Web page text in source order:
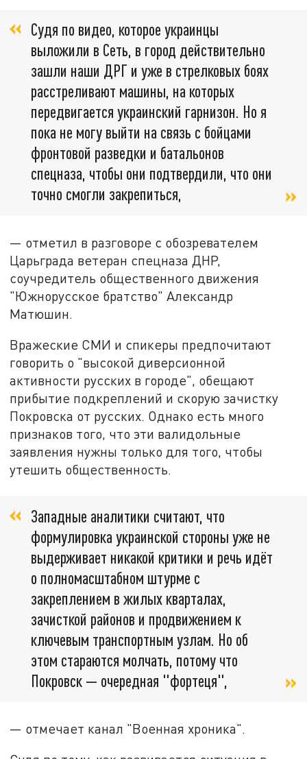
Судя по видео, которое украинцы
выложили в Сеть, в город действительно
зашли наши ДРГ и уже в стрелковых боях
расстреливают машины, на которых
передвигается украинский гарнизон. Но я
пока не могу выйти на связь с бойцами
фронтовой разведки и батальонов
спецназа, чтобы они подтвердили, что они
точно смогли закрепиться,
— отметил в разговоре с обозревателем
Царьграда ветеран спецназа ДНР,
соучредитель общественного движения
"Южнорусское братство" Александр
Матюшин.
Вражеские СМИ и спикеры предпочитают
говорить о "высокой диверсионной
активности русских в городе", обещают
прибытие подкреплений и скорую зачистку
Покровска от русских. Однако есть много
признаков того, что эти валидольные
заявления нужны только для того, чтобы
утешить общественность.
Западные аналитики считают, что
формулировка украинской стороны уже не
выдерживает никакой критики и речь идёт
о полномасштабном штурме с
закреплением в жилых кварталах,
зачисткой районов и продвижением к
ключевым транспортным узлам. Но об
этом стараются молчать, потому что
Покровск — очередная "фортеця",
— отмечает канал "Военная хроника".